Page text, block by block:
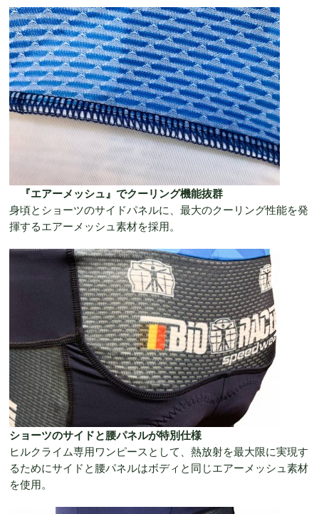
『エアーメッシュ』でクーリング機能抜群
身頃とショーツのサイドパネルに、最大のクーリング性能を発
揮するエアーメッシュ素材を採用。
ショーツのサイドと腰パネルが特別仕様
ヒルクライム専用ワンピースとして、熱放射を最大限に実現す
るためにサイドと腰パネルはボディと同じエアーメッシュ素材
を使用。